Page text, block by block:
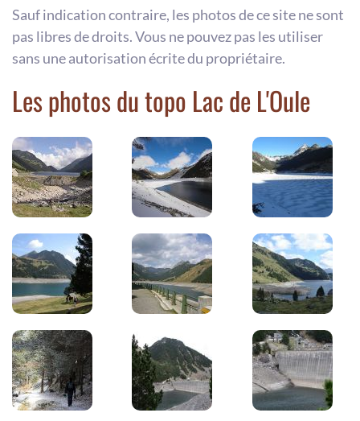
Sauf indication contraire, les photos de ce site ne sont
pas libres de droits. Vous ne pouvez pas les utiliser
sans une autorisation écrite du propriétaire.
Les photos du topo Lac de L'Oule